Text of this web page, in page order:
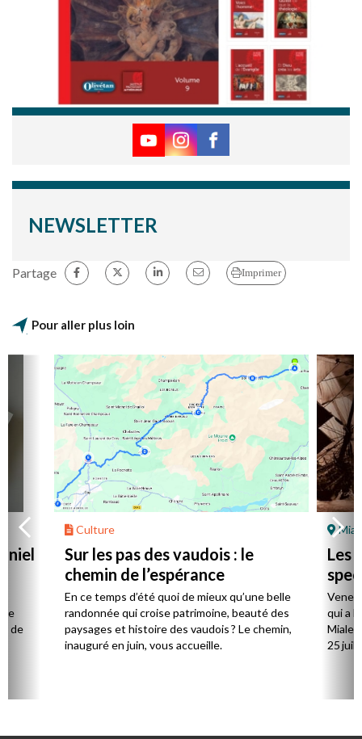
NEWSLETTER
Partage Imprimer
Pour aller plus loin
de
Culture
Sur les pas des vaudois : le
chemin de l’espérance
En ce temps d’été quoi de mieux qu’une belle
randonnée qui croise patrimoine, beauté des
paysages et histoire des vaudois ? Le chemin,
inauguré en juin, vous accueille.
Les
qui a
25